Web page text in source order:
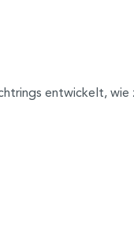
entwickelt, wie